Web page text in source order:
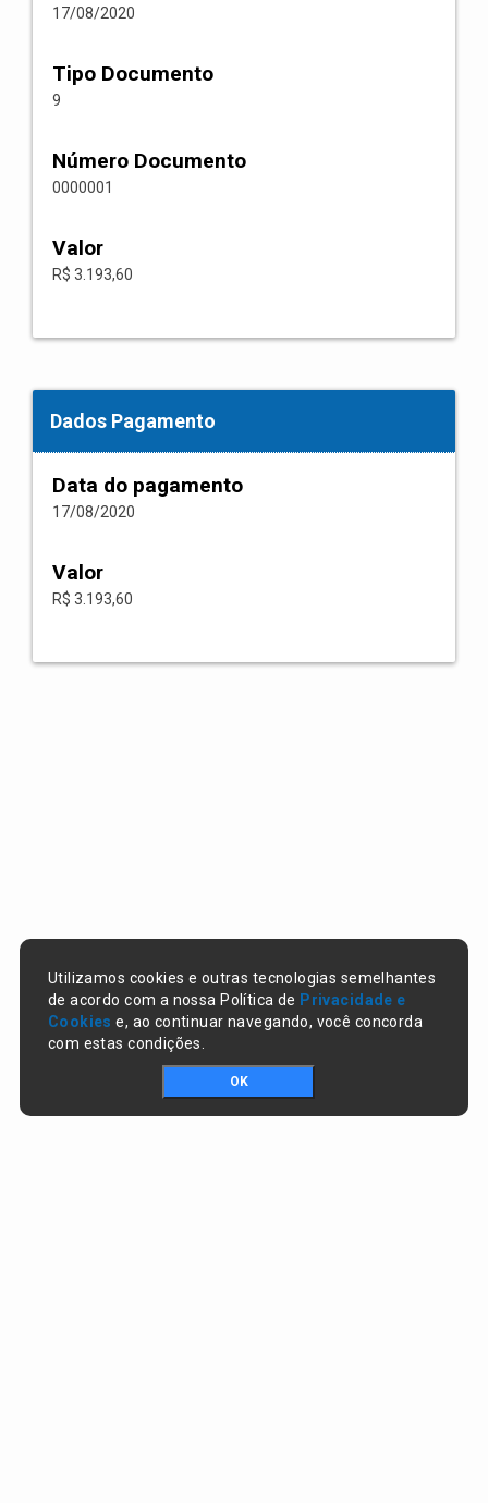
17/08/2020
Tipo Documento
9
Número Documento
0000001
Valor
R$ 3.193,60
Dados Pagamento
Data do pagamento
17/08/2020
Valor
R$ 3.193,60
Utilizamos cookies e outras tecnologias semelhantes
de acordo com a nossa Política de Privacidade e
Cookies e, ao continuar navegando, você concorda
com estas condições.
OK